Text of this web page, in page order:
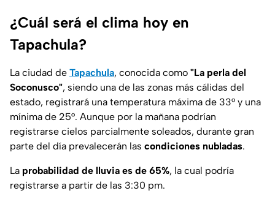
¿Cuál será el clima hoy en
Tapachula?
La ciudad de Tapachula, conocida como "La perla del
Soconusco", siendo una de las zonas más cálidas del
estado, registrará una temperatura máxima de 33° y una
mínima de 25°. Aunque por la mañana podrían
registrarse cielos parcialmente soleados, durante gran
parte del día prevalecerán las condiciones nubladas.
La probabilidad de lluvia es de 65%, la cual podría
registrarse a partir de las 3:30 pm.